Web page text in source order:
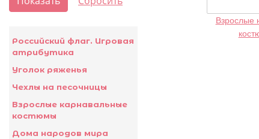
Российский флаг. Игровая
атрибутика
Уголок ряженья
Чехлы на песочницы
Взрослые карнавальные
костюмы
Дома народов мира
Взрослые